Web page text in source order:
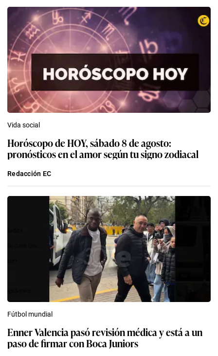
Vida social
Horóscopo de HOY, sábado 8 de agosto:
pronósticos en el amor según tu signo zodiacal
Redacción EC
Fútbol mundial
Enner Valencia pasó revisión médica y está a un
paso de firmar con Boca Juniors